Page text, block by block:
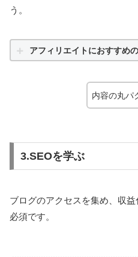
う。
アフィリエイトにおすすめ
内容の丸パ
3.SEOを学ぶ
ブログのアクセスを集め、収
必須です。